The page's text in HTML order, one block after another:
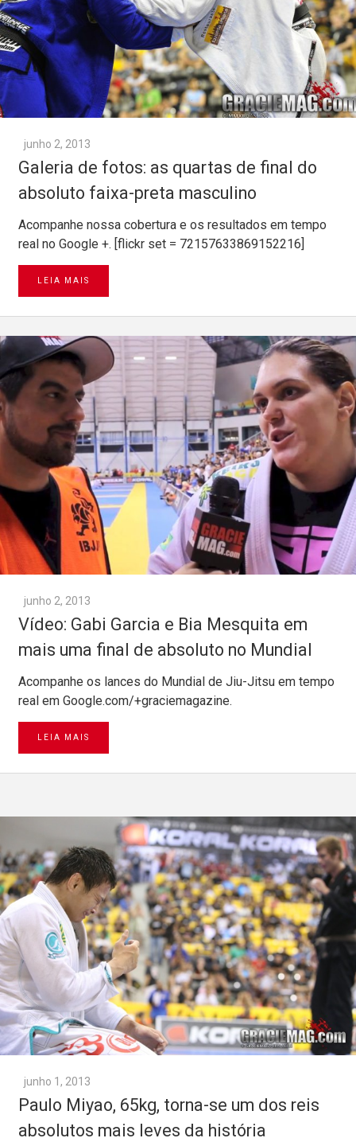
junho 2, 2013
Galeria de fotos: as quartas de final do
absoluto faixa-preta masculino
Acompanhe nossa cobertura e os resultados em tempo
real no Google +. [flickr set = 72157633869152216]
LEIA MAIS
junho 2, 2013
Vídeo: Gabi Garcia e Bia Mesquita em
mais uma final de absoluto no Mundial
Acompanhe os lances do Mundial de Jiu-Jitsu em tempo
real em Google.com/+graciemagazine.
LEIA MAIS
junho 1, 2013
Paulo Miyao, 65kg, torna-se um dos reis
absolutos mais leves da história